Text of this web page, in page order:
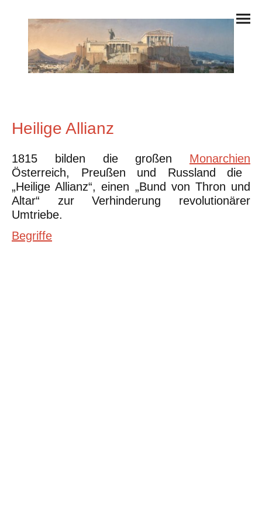
Heilige Allianz
1815 bilden die großen Monarchien
Österreich, Preußen und Russland die
„Heilige Allianz“, einen „Bund von Thron und
Altar“ zur Verhinderung revolutionärer
Umtriebe.
Begriffe